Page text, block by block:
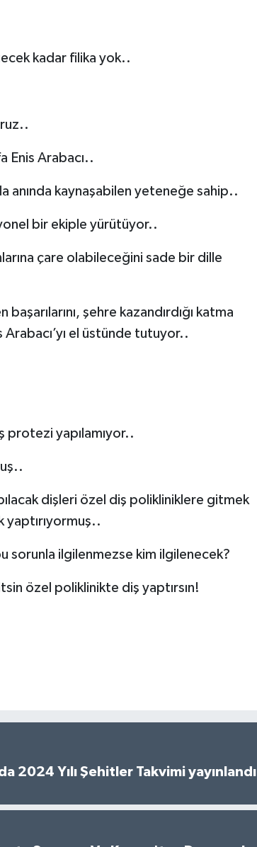
kadar filika yok..
Enis Arabacı..
anında kaynaşabilen yeteneğe sahip..
bir ekiple yürütüyor..
çare olabileceğini sade bir dille
şehre kazandırdığı katma
Arabacı’yı el üstünde tutuyor..
protezi yapılamıyor..
dişleri özel diş polikliniklere gitmek
yaptırıyormuş..
sorunla ilgilenmezse kim ilgilenecek?
özel poliklinikte diş yaptırsın!
2024 Yılı Şehitler Takvimi yayınlandı